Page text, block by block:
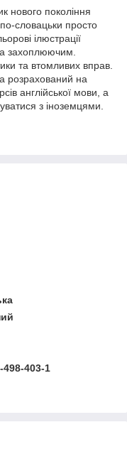
нового покоління
словацьки просто
ілюстрації
захоплюючим.
та втомливих вправ.
розрахований на
англійської мови, а
з іноземцями.
498-403-1